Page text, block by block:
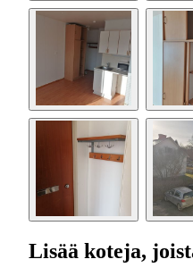
Lisää koteja,